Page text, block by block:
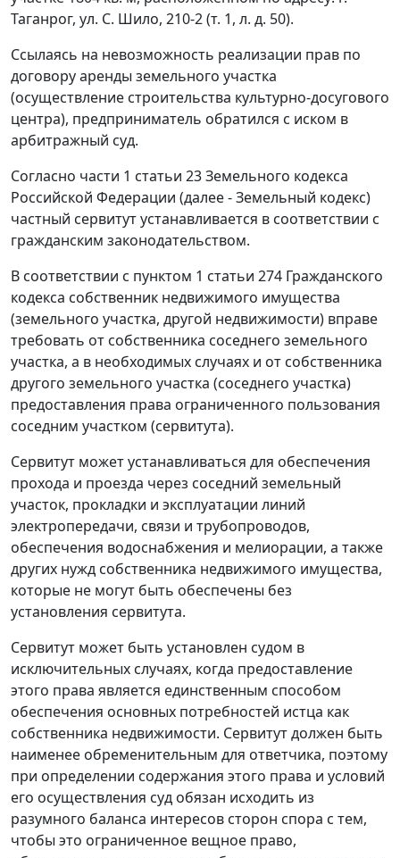
Таганрог, ул. С. Шило, 210-2 (т. 1, л. д. 50).
Ссылаясь на невозможность реализации прав по
договору аренды земельного участка
(осуществление строительства культурно-досугового
центра), предприниматель обратился с иском в
арбитражный суд.
Согласно части 1 статьи 23 Земельного кодекса
Российской Федерации (далее - Земельный кодекс)
частный сервитут устанавливается в соответствии с
гражданским законодательством.
В соответствии с пунктом 1 статьи 274 Гражданского
кодекса собственник недвижимого имущества
(земельного участка, другой недвижимости) вправе
требовать от собственника соседнего земельного
участка, а в необходимых случаях и от собственника
другого земельного участка (соседнего участка)
предоставления права ограниченного пользования
соседним участком (сервитута).
Сервитут может устанавливаться для обеспечения
прохода и проезда через соседний земельный
участок, прокладки и эксплуатации линий
электропередачи, связи и трубопроводов,
обеспечения водоснабжения и мелиорации, а также
других нужд собственника недвижимого имущества,
которые не могут быть обеспечены без
установления сервитута.
Сервитут может быть установлен судом в
исключительных случаях, когда предоставление
этого права является единственным способом
обеспечения основных потребностей истца как
собственника недвижимости. Сервитут должен быть
наименее обременительным для ответчика, поэтому
при определении содержания этого права и условий
его осуществления суд обязан исходить из
разумного баланса интересов сторон спора с тем,
чтобы это ограниченное вещное право,